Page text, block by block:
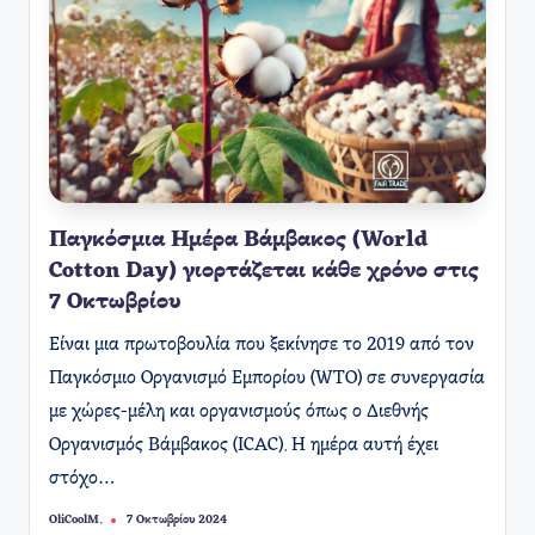
Παγκόσμια Ημέρα Βάμβακος (World
Cotton Day) γιορτάζεται κάθε χρόνο στις
7 Οκτωβρίου
Είναι μια πρωτοβουλία που ξεκίνησε το 2019 από τον
Παγκόσμιο Οργανισμό Εμπορίου (WTO) σε συνεργασία
με χώρες-μέλη και οργανισμούς όπως ο Διεθνής
Οργανισμός Βάμβακος (ICAC). Η ημέρα αυτή έχει
στόχο…
Συγγραφέας:
OliCoolM. 7 Οκτωβρίου 2024